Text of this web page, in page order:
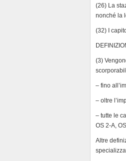
(26) La
nonché la
(32) I
(3)
– fino
– oltre
– tutte le
OS 2-A,
Altre